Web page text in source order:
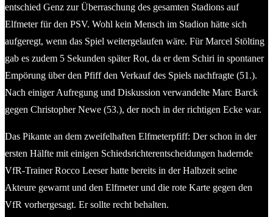
entschied Genz zur Überraschung des gesamten Stadions auf
Elfmeter für den PSV. Wohl kein Mensch im Stadion hätte sich
aufgeregt, wenn das Spiel weitergelaufen wäre. Für Marcel Stölting
gab es zudem 5 Sekunden später Rot, da er dem Schiri in spontaner
Empörung über den Pfiff den Verkauf des Spiels nachfragte (51.).
Nach einiger Aufregung und Diskussion verwandelte Marc Barck
gegen Christopher Newe (53.), der noch in der richtigen Ecke war.
Das Pikante an dem zweifelhaften Elfmeterpfiff: Der schon in der
ersten Hälfte mit einigen Schiedsrichterentscheidungen hadernde
VfR-Trainer Rocco Leeser hatte bereits in der Halbzeit seine
Akteure gewarnt und den Elfmeter und die rote Karte gegen den
VfR vorhergesagt. Er sollte recht behalten.